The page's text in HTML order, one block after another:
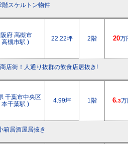
スケルトン物件
府 高槻市
高槻市駅 )
22.22坪 2階 20万
店街！人通り抜群の飲食店居抜き!
千葉市中央区
本千葉駅 )
4.99坪 1階 6.3万
居酒屋居抜き